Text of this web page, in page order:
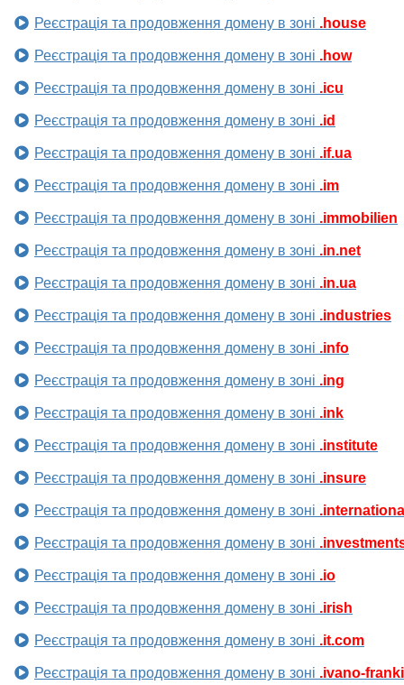
Реєстрація та продовження домену в зоні .house
Реєстрація та продовження домену в зоні .how
Реєстрація та продовження домену в зоні .icu
Реєстрація та продовження домену в зоні .id
Реєстрація та продовження домену в зоні .if.ua
Реєстрація та продовження домену в зоні .im
Реєстрація та продовження домену в зоні .immobilien
Реєстрація та продовження домену в зоні .in.net
Реєстрація та продовження домену в зоні .in.ua
Реєстрація та продовження домену в зоні .industries
Реєстрація та продовження домену в зоні .info
Реєстрація та продовження домену в зоні .ing
Реєстрація та продовження домену в зоні .ink
Реєстрація та продовження домену в зоні .institute
Реєстрація та продовження домену в зоні .insure
Реєстрація та продовження домену в зоні
Реєстрація та продовження домену в зоні
Реєстрація та продовження домену в зоні .io
Реєстрація та продовження домену в зоні .irish
Реєстрація та продовження домену в зоні .it.com
Реєстрація та продовження домену в зоні .ivano-